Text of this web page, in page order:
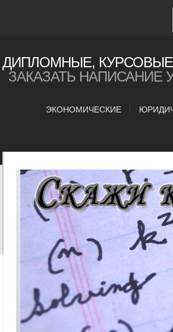
ДИПЛОМНЫЕ,
ЗАКАЗАТЬ НАПИСАНИЕ
ЭКОНОМИЧЕСКИЕ